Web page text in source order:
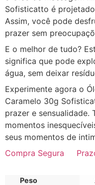
Sofisticatto é
Assim, você pode
prazer sem
E o melhor de tudo?
significa que pode
água, sem deixar
Experimente agora o
Caramelo 30g
prazer e sensualidade.
momentos
seus momentos de
Compra Segura
Peso